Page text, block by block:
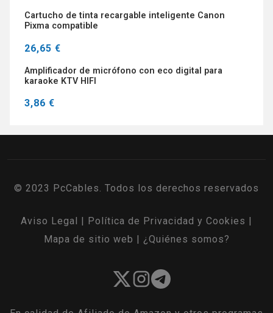
Cartucho de tinta recargable inteligente Canon
Pixma compatible
26,65 €
Amplificador de micrófono con eco digital para
karaoke KTV HIFI
3,86 €
© 2023 PcCables. Todos los derechos reservados
Aviso Legal Política de Privacidad y Cookies
Mapa de sitio web
¿Quiénes somos?